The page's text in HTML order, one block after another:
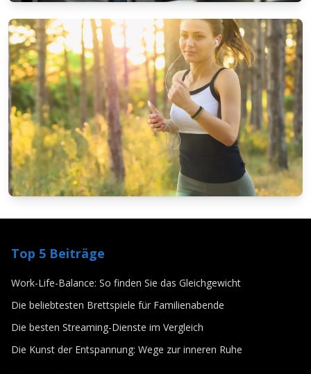
UNTERHALTUNG & MEDIEN
Die besten Streaming-Dienste im Vergleich
4/1/2025 Von Stefan Brandt
LEBENSSTIL
inneren Ruhe
3/28/2025 Lars Baumann
Top 5 Beiträge
Work-Life-Balance: So finden Sie das Gleichgewicht
Die beliebtesten Brettspiele für Familienabende
Die besten Streaming-Dienste im Vergleich
Die Kunst der Entspannung: Wege zur inneren Ruhe